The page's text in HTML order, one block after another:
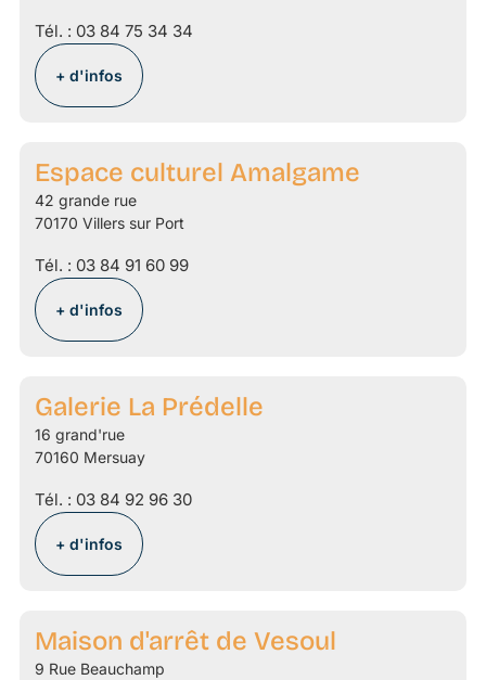
Tél. : 03 84 75 34 34
+ d'infos
Espace culturel Amalgame
42 grande rue
70170 Villers sur Port
Tél. : 03 84 91 60 99
+ d'infos
Galerie La Prédelle
16 grand'rue
70160 Mersuay
Tél. : 03 84 92 96 30
+ d'infos
Maison d'arrêt de Vesoul
9 Rue Beauchamp